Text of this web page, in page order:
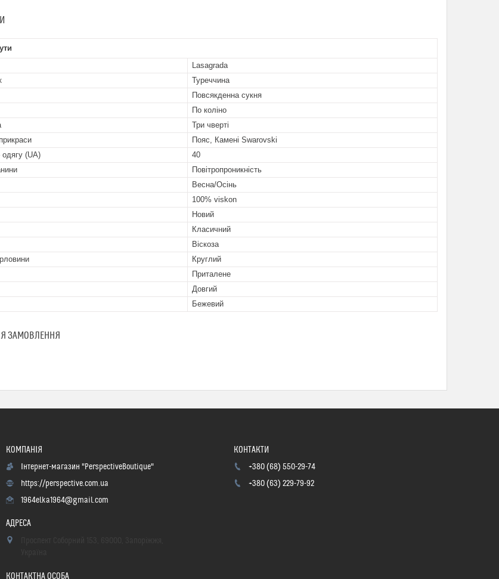
Lasagrada
Туреччина
Повсякденна сукня
По коліно
Три чверті
Пояс, Камені Swarovski
одягу (UA)
40
Повітропроникність
Весна/Осінь
100% viskon
Новий
Класичний
Віскоза
Круглий
Приталене
Довгий
Бежевий
ЗАМОВЛЕННЯ
Інтернет-магазин "PerspectiveBoutique"
https://perspective.com.ua
1964elka1964@gmail.com
+380 (68) 550-29-74
+380 (63) 229-79-92